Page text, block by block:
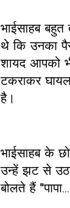
भाईसाहब
थे कि उनका
शायद आपको
टकराकर
है।
भाईसाहब के
उन्हें झट से
बोलते हैं